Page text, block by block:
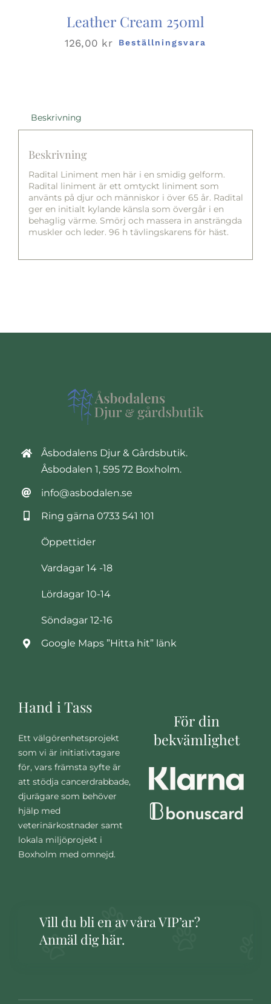
Leather Cream 250ml
126,00 kr Beställningsvara
Beskrivning
Beskrivning
Radital Liniment men här i en smidig gelform.
Radital liniment är ett omtyckt liniment som
använts på djur och människor i över 65 år. Radital
ger en initialt kylande känsla som övergår i en
behaglig värme. Smörj och massera in ansträngda
muskler och leder. 96 h tävlingskarens för häst.
Åsbodalens Djur & Gårdsbutik.
Åsbodalen 1, 595 72 Boxholm.
info@asbodalen.se
Ring gärna 0733 541 101
Öppettider
Vardagar 14 -18
Lördagar 10-14
Söndagar 12-16
Google Maps ”Hitta hit” länk
Hand i Tass
Ett välgörenhetsprojekt
som vi är initiativtagare
för, vars främsta syfte är
att stödja cancerdrabbade,
djurägare som behöver
hjälp med
veterinärkostnader samt
lokala miljöprojekt i
Boxholm med omnejd.
För din
bekvämlighet
Vill du bli en av våra VIP’ar?
Anmäl dig här.